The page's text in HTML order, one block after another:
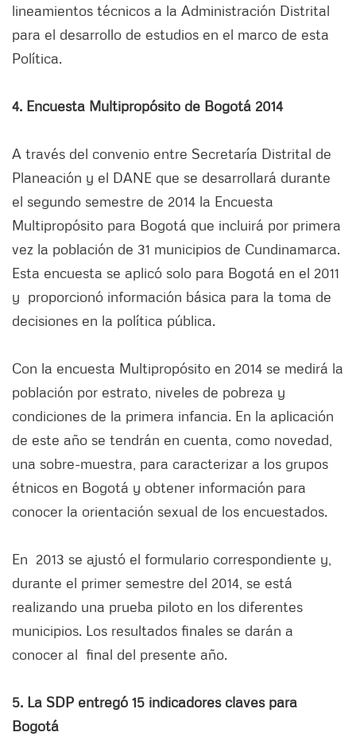
lineamientos técnicos a la Administración Distrital
para el desarrollo de estudios en el marco de esta
Política.
4. Encuesta Multipropósito de Bogotá 2014
A través del convenio entre Secretaría Distrital de
Planeación y el DANE que se desarrollará durante
el segundo semestre de 2014 la Encuesta
Multipropósito para Bogotá que incluirá por primera
vez la población de 31 municipios de Cundinamarca.
Esta encuesta se aplicó solo para Bogotá en el 2011
y proporcionó información básica para la toma de
decisiones en la política pública.
Con la encuesta Multipropósito en 2014 se medirá la
población por estrato, niveles de pobreza y
condiciones de la primera infancia. En la aplicación
de este año se tendrán en cuenta, como novedad,
una sobre-muestra, para caracterizar a los grupos
étnicos en Bogotá y obtener información para
conocer la orientación sexual de los encuestados.
En 2013 se ajustó el formulario correspondiente y,
durante el primer semestre del 2014, se está
realizando una prueba piloto en los diferentes
municipios. Los resultados finales se darán a
conocer al final del presente año.
5. La SDP entregó 15 indicadores claves para
Bogotá